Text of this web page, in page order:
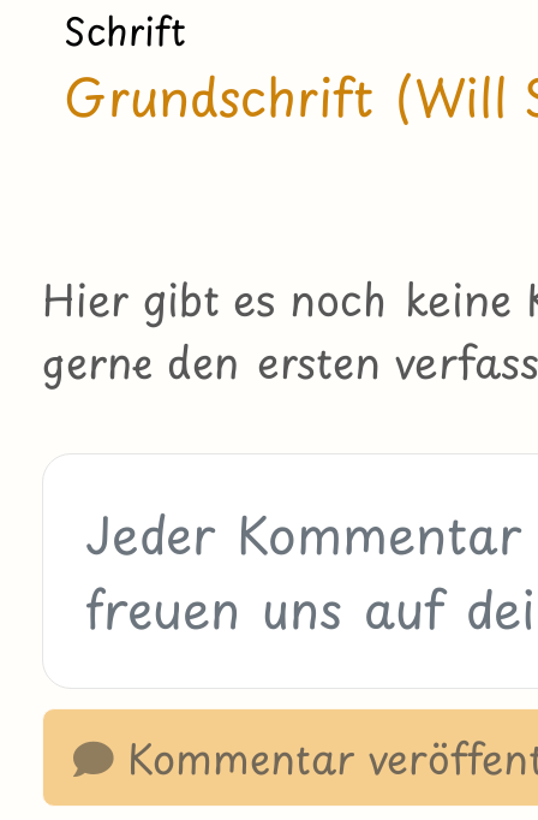
Schrift
Grundschrift (Will
Hier gibt es noch keine
gerne den ersten
Kommentar